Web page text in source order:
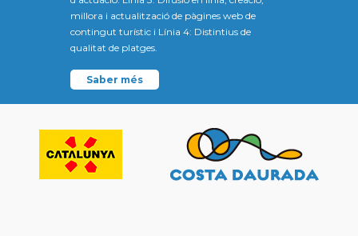
millora i actualització de pàgines web de
contingut turístic i Línia 4: Distintius de
qualitat de platges.
Saber més